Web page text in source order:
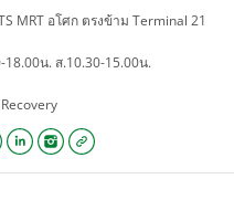
MRT อโศก ตรงข้าม Terminal 21
18.00น. ส.10.30-15.00น.
LinkedinInstagram
Website